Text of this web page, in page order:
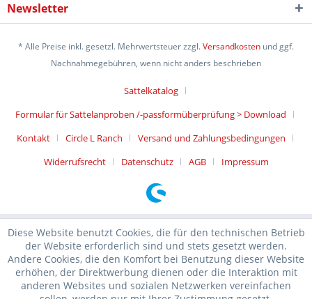
Newsletter
* Alle Preise inkl. gesetzl. Mehrwertsteuer zzgl.Versandkosten und ggf.
Nachnahmegebühren, wenn nicht anders beschrieben
Sattelkatalog
Formular für Sattelanproben /-passformüberprüfung > Download
Kontakt
Circle L Ranch
Versand und Zahlungsbedingungen
Widerrufsrecht
Datenschutz AGB Impressum
Diese Website benutzt Cookies, die für den technischen Betrieb
der Website erforderlich sind und stets gesetzt werden.
Andere Cookies, die den Komfort bei Benutzung dieser Website
erhöhen, der Direktwerbung dienen oder die Interaktion mit
anderen Websites und sozialen Netzwerken vereinfachen